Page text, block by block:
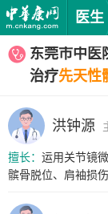
医生
东莞市中医
治疗先天性
洪钟源
擅长： 运用关节镜
髌骨脱位、肩袖损伤